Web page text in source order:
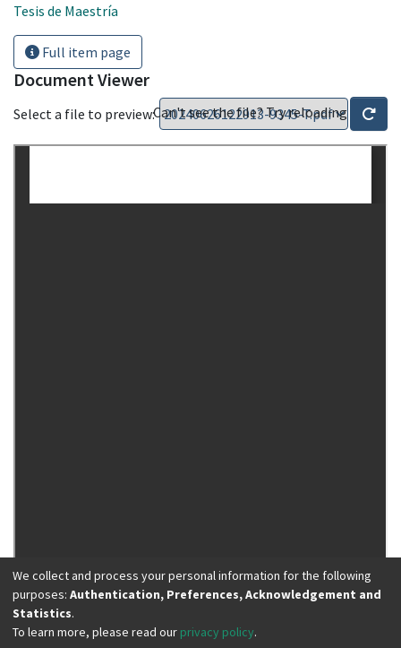
Tesis de Maestría
Full item page
Document Viewer
Select a file to preview:Can't see the file? Try reloading
We collect and process your personal information for the following
purposes: Authentication, Preferences, Acknowledgement and
Statistics.
To learn more, please read our privacy policy.